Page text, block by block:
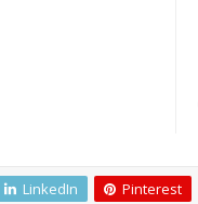
LinkedIn Pinterest